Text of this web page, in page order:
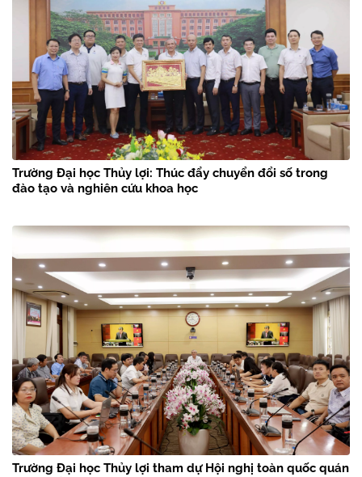
Trường Đại học Thủy lợi: Thúc đẩy chuyển đổi số trong
đào tạo và nghiên cứu khoa học
Trường Đại học Thủy lợi tham dự Hội nghị toàn quốc quán